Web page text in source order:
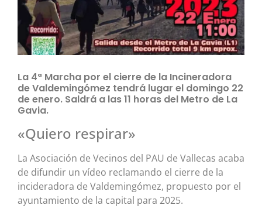
La 4ª Marcha por el cierre de la Incineradora
de Valdemingómez tendrá lugar el domingo 22
de enero. Saldrá a las 11 horas del Metro de La
Gavia.
«Quiero respirar»
La Asociación de Vecinos del PAU de Vallecas acaba
de difundir un vídeo reclamando el cierre de la
incideradora de Valdemingómez, propuesto por el
ayuntamiento de la capital para 2025.